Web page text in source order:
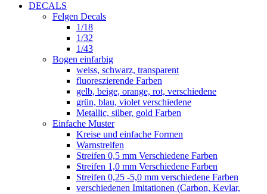
DECALS
Felgen Decals
1/18
1/32
1/43
Bogen einfarbig
weiss, schwarz, transparent
fluoreszierende Farben
gelb, beige, orange, rot, verschiedene
grün, blau, violet verschiedene
Metallic, silber, gold Farben
Einfache Muster
Kreise und einfache Formen
Warnstreifen
Streifen 0,5 mm Verschiedene Farben
Streifen 1,0 mm Verschiedene Farben
Streifen 0,25 -5,0 mm verschiedene Farben
verschiedenen Imitationen (Carbon, Kevlar,